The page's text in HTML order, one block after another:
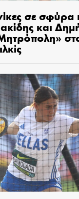
σε σφύρα
και